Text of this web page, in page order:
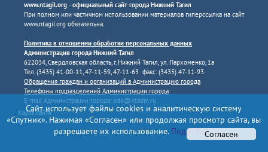
www.ntagil.org - официальный сайт города Нижний Тагил
При полном или частичном использовании материалов гиперссылка на сайт
www.ntagil.org обязательна.
Политика в отношении обработки персональных данных
Администрация города Нижний Тагил
622034, Свердловская область, г. Нижний Тагил, ул. Пархоменко, 1а
Тел. (3435) 41-00-11, 47-11-59, 47-11-63 факс: (3435) 47-11-93
Обращения граждан и организаций в Администрацию города
Телефоны подразделений Администрации города
E-mail Администрации города: odo@ntadm.ru
Карта сайта
Сайт использует файлы cookies и аналитическую систему
«Спутник». Нажимая «Согласен» или продолжая просмотр сайта, вы
разрешаете их использование.ПодробнееСогласен